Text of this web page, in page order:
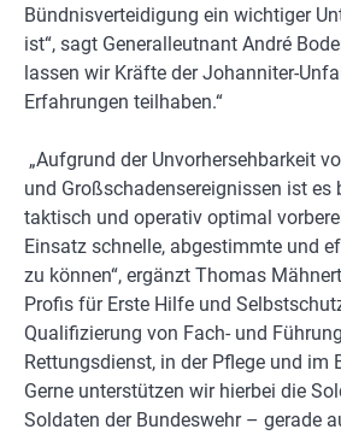
Bündnisverteidigung ein wichtiger
ist“, sagt Generalleutnant André
lassen wir Kräfte der Johanniter-
Erfahrungen teilhaben.“
„Aufgrund der Unvorhersehbarkeit
und Großschadensereignissen ist es
taktisch und operativ optimal
Einsatz schnelle, abgestimmte und
zu können“, ergänzt Thomas
Profis für Erste Hilfe und
Qualifizierung von Fach- und
Rettungsdienst, in der Pflege und im
Gerne unterstützen wir hierbei die
Soldaten der Bundeswehr – gerade